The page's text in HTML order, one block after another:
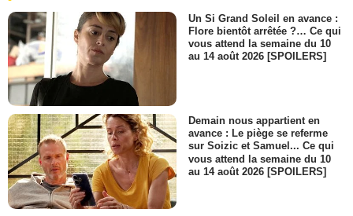
Un Si Grand Soleil en avance :
Flore bientôt arrêtée ?… Ce qui
vous attend la semaine du 10
au 14 août 2026 [SPOILERS]
Demain nous appartient en
avance : Le piège se referme
sur Soizic et Samuel... Ce qui
vous attend la semaine du 10
au 14 août 2026 [SPOILERS]